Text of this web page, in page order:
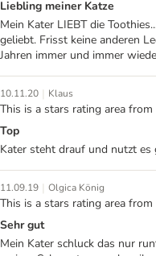
Liebling meiner Katze
Mein Kater LIEBT die
geliebt. Frisst keine anderen
Jahren immer und immer
10.11.20 | Klaus
This is a stars rating area
Top
Kater steht drauf und nutzt es
11.09.19 | Olgica König
This is a stars rating area
Sehr gut
Mein Kater schluck das nur